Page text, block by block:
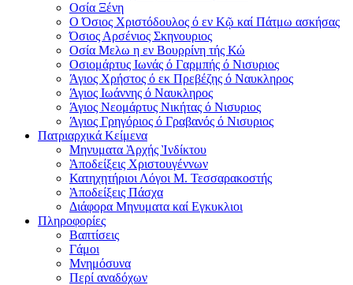
Οσία Ξένη
Ο Όσιος Χριστόδουλος ό εν Κῷ καί Πάτμω ασκήσας
Όσιος Αρσένιος Σκηνουριος
Οσία Μελω η εν Βουρρίνη τής Κώ
Οσιομάρτυς Ιωνάς ό Γαρμπής ό Νισυριος
Άγιος Χρήστος ό εκ Πρεβέζης ό Ναυκληρος
Άγιος Ιωάννης ό Ναυκληρος
Άγιος Νεομάρτυς Νικήτας ό Νισυριος
Άγιος Γρηγόριος ό Γραβανός ό Νισυριος
Πατριαρχικά Κείμενα
Μηνυματα Ὰρχής Ὶνδίκτου
Ὰποδείξεις Χριστουγέννων
Κατηχητήριοι Λόγοι Μ. Τεσσαρακοστής
Ὰποδείξεις Πάσχα
Διάφορα Μηνυματα καί Εγκυκλιοι
Πληροφορίες
Βαπτίσεις
Γάμοι
Μνημόσυνα
Περί αναδόχων